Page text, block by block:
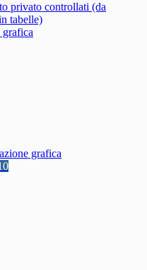
privato controllati (da
tabelle)
grafica
grafica